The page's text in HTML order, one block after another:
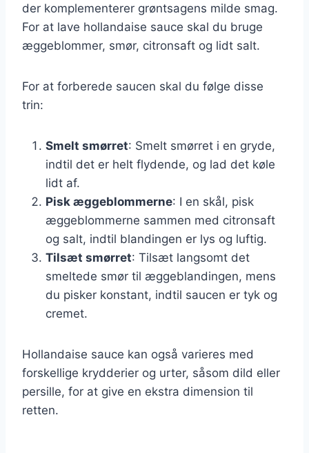
der komplementerer grøntsagens milde smag.
For at lave hollandaise sauce skal du bruge
æggeblommer, smør, citronsaft og lidt salt.
For at forberede saucen skal du følge disse
trin:
Smelt smørret: Smelt smørret i en gryde,
indtil det er helt flydende, og lad det køle
lidt af.
Pisk æggeblommerne: I en skål, pisk
æggeblommerne sammen med citronsaft
og salt, indtil blandingen er lys og luftig.
Tilsæt smørret: Tilsæt langsomt det
smeltede smør til æggeblandingen, mens
du pisker konstant, indtil saucen er tyk og
cremet.
Hollandaise sauce kan også varieres med
forskellige krydderier og urter, såsom dild eller
persille, for at give en ekstra dimension til
retten.